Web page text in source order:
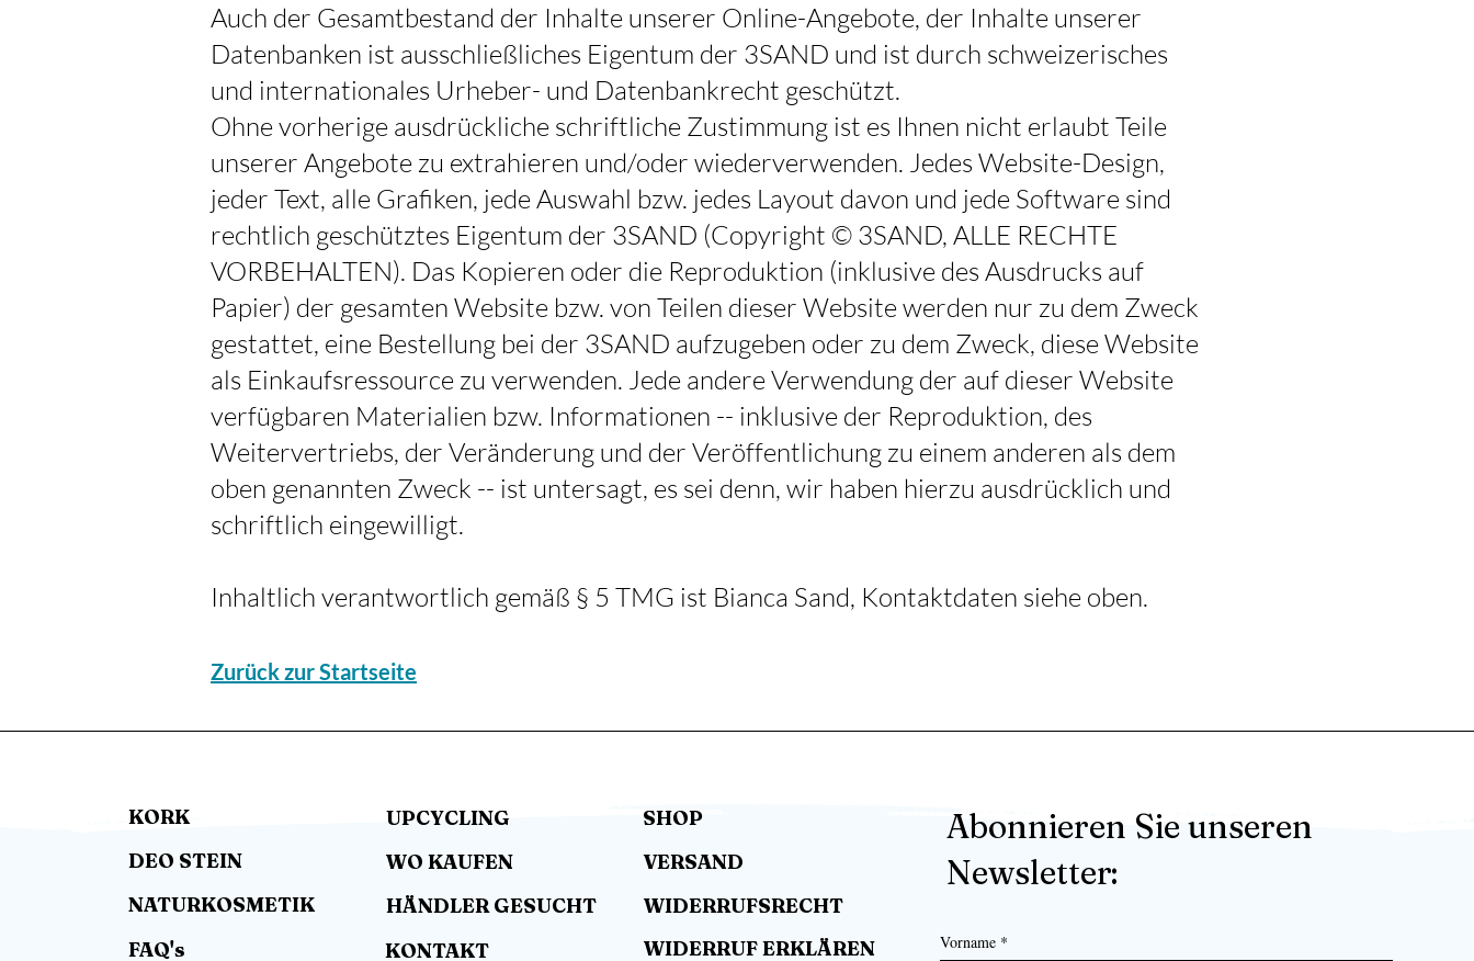
Auch der Gesamtbestand der Inhalte unserer Online-Angebote, der Inhalte unserer
Datenbanken ist ausschließliches Eigentum der 3SAND und ist durch schweizerisches
und internationales Urheber- und Datenbankrecht geschützt.
Ohne vorherige ausdrückliche schriftliche Zustimmung ist es Ihnen nicht erlaubt Teile
unserer Angebote zu extrahieren und/oder wiederverwenden. Jedes Website-Design,
jeder Text, alle Grafiken, jede Auswahl bzw. jedes Layout davon und jede Software sind
rechtlich geschütztes Eigentum der 3SAND (Copyright © 3SAND, ALLE RECHTE
VORBEHALTEN). Das Kopieren oder die Reproduktion (inklusive des Ausdrucks auf
Papier) der gesamten Website bzw. von Teilen dieser Website werden nur zu dem Zweck
gestattet, eine Bestellung bei der 3SAND aufzugeben oder zu dem Zweck, diese Website
als Einkaufsressource zu verwenden. Jede andere Verwendung der auf dieser Website
verfügbaren Materialien bzw. Informationen -- inklusive der Reproduktion, des
Weitervertriebs, der Veränderung und der Veröffentlichung zu einem anderen als dem
oben genannten Zweck -- ist untersagt, es sei denn, wir haben hierzu ausdrücklich und
schriftlich eingewilligt.
Inhaltlich verantwortlich gemäß § 5 TMG ist Bianca Sand, Kontaktdaten siehe oben.
Zurück zur Startseite
WIDERRUFSRECHT
WIDERRUF ERKLÄREN
UPCYCLING
SHOP
WO KAUFEN
HÄNDLER GESUCHT
VERSAND
KONTAKT
Abonnieren Sie unseren
Newsletter:
Vorname *
KORK
DEO STEIN
NATURKOSMETIK
FAQ's